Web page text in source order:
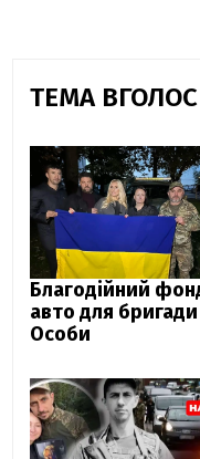
ТЕМА ВГОЛОС
Благодійний
авто для
Особи